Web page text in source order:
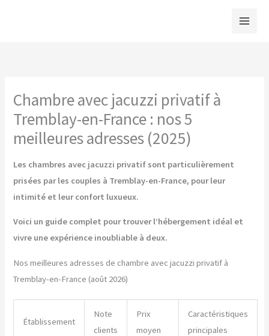
Chambre avec jacuzzi privatif à
Tremblay-en-France : nos 5
meilleures adresses (2025)
Les chambres avec jacuzzi privatif sont particulièrement
prisées par les couples à Tremblay-en-France, pour leur
intimité et leur confort luxueux.
Voici un guide complet pour trouver l’hébergement idéal et
vivre une expérience inoubliable à deux.
Nos meilleures adresses de chambre avec jacuzzi privatif à
Tremblay-en-France (août 2026)
Établissement
Note
clients
Prix
moyen
Caractéristiques
principales